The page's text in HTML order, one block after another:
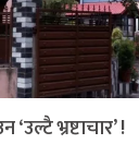
भ्रष्टाचार’ !